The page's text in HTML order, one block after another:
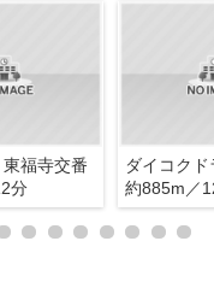
福寺交番
分
約885m／